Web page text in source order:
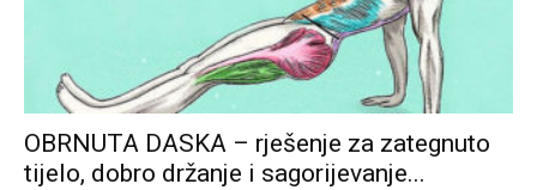
OBRNUTA DASKA – rješenje za zategnuto
tijelo, dobro držanje i sagorijevanje...